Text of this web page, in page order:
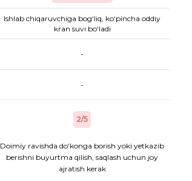
Ishlab chiqaruvchiga bog‘liq, ko‘pincha oddiy
kran suvi bo‘ladi
-
-
2/5
Doimiy ravishda do‘konga borish yoki yetkazib
berishni buyurtma qilish, saqlash uchun joy
ajratish kerak